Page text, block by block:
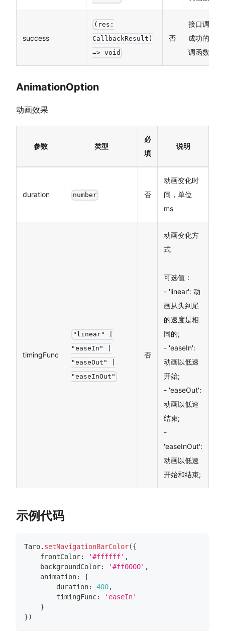
success
(res:
CallbackResult)
=> void
否
接口调用
成功的回
调函数
AnimationOption
动画效果
参数 类型
必
填
说明
duration number 否
动画变化时
间，单位
ms
timingFunc
"linear" |
"easeIn" |
"easeOut" |
"easeInOut"
否
动画变化方
式
可选值：
- 'linear': 动
画从头到尾
的速度是相
同的;
- 'easeIn':
动画以低速
开始;
- 'easeOut':
动画以低速
结束;
-
'easeInOut':
动画以低速
开始和结束;
示例代码
Taro. setNavigationBarColor({
    frontColor
: '#ffffff' ,
    backgroundColor
: '#ff0000' ,
    animation
:
{
        duration
: 400,
        timingFunc
:
'easeIn'
}
})